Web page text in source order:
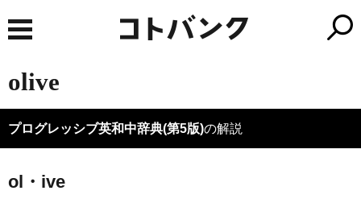
olive
プログレッシブ英和中辞典(第5版)の解説
ol・ive